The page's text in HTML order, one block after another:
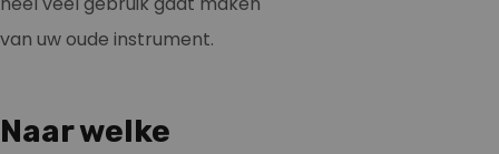
van uw oude instrument.
Naar welke